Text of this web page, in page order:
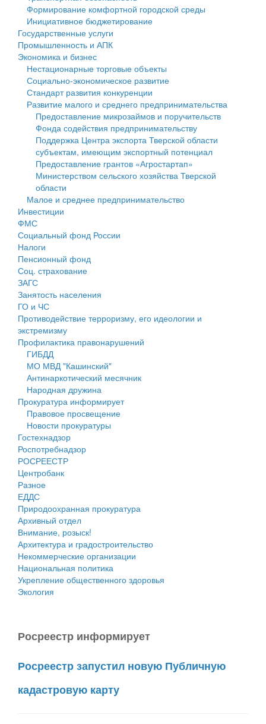
Государственные услуги
Промышленность и АПК
Экономика и бизнес
Символика
Устав
Гостям округа
Туризм
Культура
Образование
Здравоохранение
Социальная защита
Фотоальбом
муниципального округа Тверской области
Администрация Кашинского муниципального округа
Тверской области
Управление сельскими территориями
Открытые данные
Работа с обращениями граждан
Муниципальный контроль
Муниципальные услуги
Проекты административных регламентов
Антимонопольный комплаенс
Противодействие коррупции
Финансовое управление
Бюджет для граждан
Имущество
Выявление правообладателей ранее учтенных
объектов недвижимости
Имущественная поддержка субъектов малого и
среднего предпринимательства
Информационная поддержка субъектов малого и
среднего предпринимательства
Муниципальные программы
Контрольно-счетная палата
Персональные данные
Оценка регулирующего воздействия
Деятельность МУ
Нормативы градостроительного проектирования
Правила землепользования и застройки
Генеральные планы
Проекты планировки территории
Собрание депутатов
Городское поселение
Сельские поселения
Формирование комфортной городской среды
Инициативное бюджетирование
Государственные услуги
Промышленность и АПК
Экономика и бизнес
Нестационарные торговые объекты
Социально-экономическое развитие
Стандарт развития конкуренции
Развитие малого и среднего предпринимательства
Предоставление микрозаймов и поручительств
Фонда содействия предпринимательству
Поддержка Центра экспорта Тверской области
субъектам, имеющим экспортный потенциал
Предоставление грантов «Агростартап»
Министерством сельского хозяйства Тверской
области
Малое и среднее предпринимательство
Инвестиции
ФМС
Социальный фонд России
Налоги
Пенсионный фонд
Соц. страхование
ЗАГС
Занятость населения
ГО и ЧС
Противодействие терроризму, его идеологии и
экстремизму
Профилактика правонарушений
ГИБДД
МО МВД "Кашинский"
Антинаркотический месячник
Народная дружина
Прокуратура информирует
Правовое просвещение
Новости прокуратуры
Гостехнадзор
Роспотребнадзор
РОСРЕЕСТР
Центробанк
Разное
ЕДДС
Природоохранная прокуратура
Архивный отдел
Внимание, розыск!
Архитектура и градостроительство
Некоммерческие организации
Национальная политика
Укрепление общественного здоровья
Экология
Росреестр информирует
Росреестр запустил новую Публичную
кадастровую карту